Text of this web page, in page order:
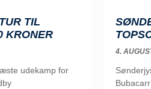
TIL
KRONER
udekamp for
4.